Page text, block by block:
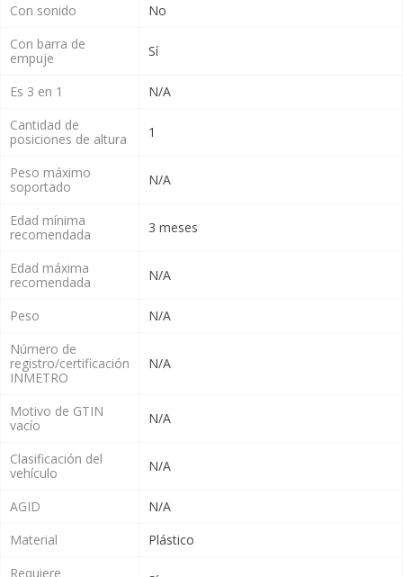
Con sonido
No
Con barra de
empuje
Sí
Es 3 en 1
N/A
Cantidad de
posiciones de altura
1
Peso máximo
soportado
N/A
Edad mínima
recomendada
3 meses
Edad máxima
recomendada
N/A
Peso
N/A
Número de
registro/certificación
INMETRO
N/A
Motivo de GTIN
vacío
N/A
Clasificación del
vehículo
N/A
AGID
N/A
Material
Plástico
Requiere